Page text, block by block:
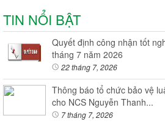
TIN NỔI BẬT
Quyết định công nhận tốt
tháng 7 năm 2026
22 tháng 7, 2026
Thông báo tổ chức bảo vệ
cho NCS Nguyễn Thanh...
7 tháng 7, 2026